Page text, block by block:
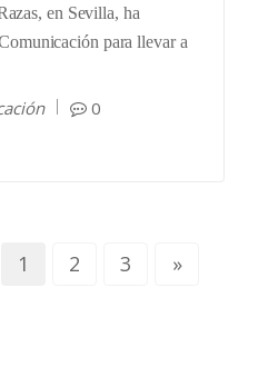
en Sevilla, ha
para llevar a
0
1 2 3 »